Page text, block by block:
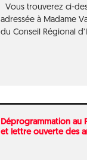
Vous trouverez ci-
adressée à Madame
du Conseil Régional
Déprogrammation au
et lettre ouverte des